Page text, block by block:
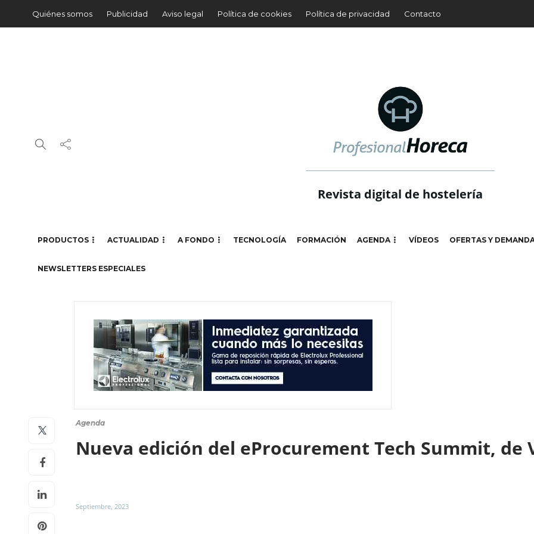
Quiénes somos Publicidad Aviso legal Política de cookies Política de privacidad Contacto
Revista digital de hostelería
PRODUCTOS ACTUALIDAD A FONDO TECNOLOGÍA FORMACIÓN AGENDA VÍDEOS OFERTAS Y
NEWSLETTERS ESPECIALES
Agenda
Nueva edición del eProcurement Tech Summit, de
Septiembre, 2023